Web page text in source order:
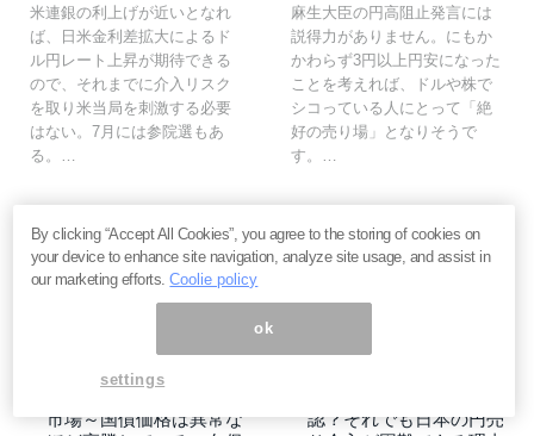
米連銀の利上げが近いとなれ
ば、日米金利差拡大によるド
ル円レート上昇が期待できる
ので、それまでに介入リスク
を取り米当局を刺激する必要
はない。7月には参院選もあ
る。…
麻生大臣の円高阻止発言には
説得力がありません。にもか
かわらず3円以上円安になった
ことを考えれば、ドルや株で
シコっている人にとって「絶
好の売り場」となりそうで
す。…
FX・先物 22
市場～国債価格は異常な
FX・先物 10
2016年4月15日
認？それでも日本の円売
By clicking “Accept All Cookies”, you agree to the storing of cookies on
your device to enhance site navigation, analyze site usage, and assist in
our marketing efforts.Coolie policy
ok
settings